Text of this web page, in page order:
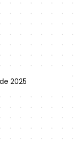
2025